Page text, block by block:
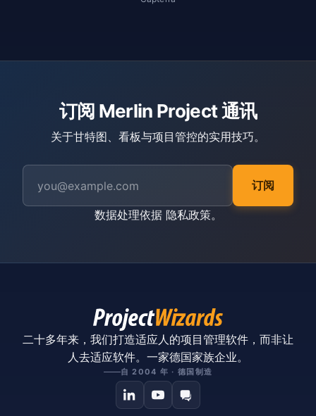
订阅 Merlin Project 通讯
关于甘特图、看板与项目管控的实用技巧。
订阅
数据处理依据 隐私政策。
二十多年来，我们打造适应人的项目管理软件，而非让
人去适应软件。一家德国家族企业。
自 2004 年 · 德国制造